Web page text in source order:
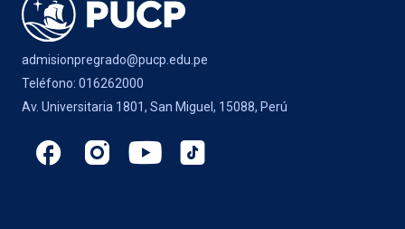
admisionpregrado@pucp.edu.pe
Teléfono: 016262000
Av. Universitaria 1801, San Miguel, 15088, Perú